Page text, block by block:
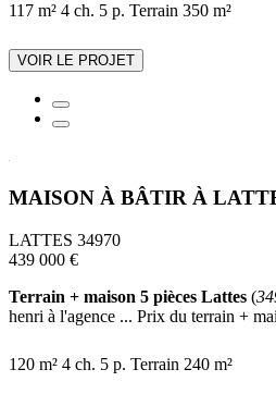
117 m² 4 ch. 5 p. Terrain 350 m²
VOIR LE PROJET
MAISON À BÂTIR À
LATTES 34970
439 000 €
Terrain + maison 5 pièces Lattes (
henri à l'agence ... Prix du terrain +
120 m² 4 ch. 5 p. Terrain 240 m²